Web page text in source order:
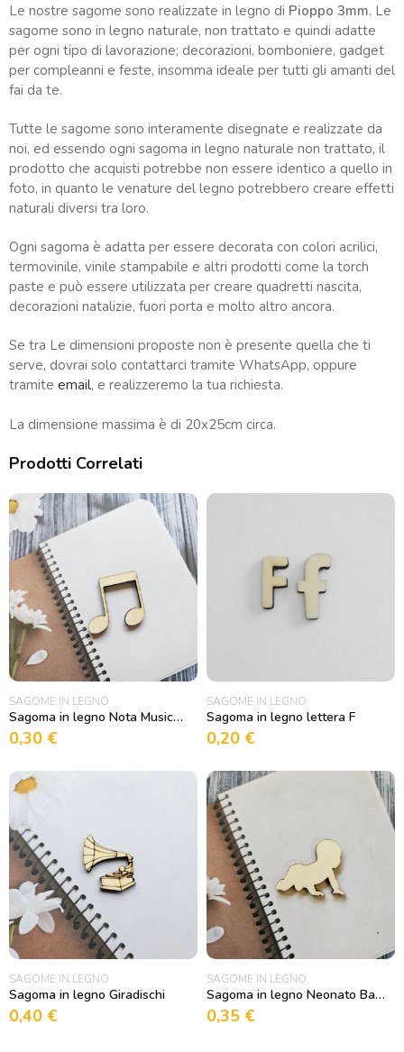
Le nostre sagome sono realizzate in legno di Pioppo 3mm. Le
sagome sono in legno naturale, non trattato e quindi adatte
per ogni tipo di lavorazione; decorazioni, bomboniere, gadget
per compleanni e feste, insomma ideale per tutti gli amanti del
fai da te.
Tutte le sagome sono interamente disegnate e realizzate da
noi, ed essendo ogni sagoma in legno naturale non trattato, il
prodotto che acquisti potrebbe non essere identico a quello in
foto, in quanto le venature del legno potrebbero creare effetti
naturali diversi tra loro.
Ogni sagoma è adatta per essere decorata con colori acrilici,
termovinile, vinile stampabile e altri prodotti come la torch
paste e può essere utilizzata per creare quadretti nascita,
decorazioni natalizie, fuori porta e molto altro ancora.
Se tra Le dimensioni proposte non è presente quella che ti
serve, dovrai solo contattarci tramite WhatsApp, oppure
tramite email, e realizzeremo la tua richiesta.
La dimensione massima è di 20x25cm circa.
Prodotti Correlati
SAGOME IN LEGNO
Sagoma in legno Nota Musicale 1
0,30 €
SAGOME IN LEGNO
Sagoma in legno lettera F
0,20 €
SAGOME IN LEGNO
Sagoma in legno Giradischi
0,40 €
SAGOME IN LEGNO
Sagoma in legno Neonato Baby
0,35 €